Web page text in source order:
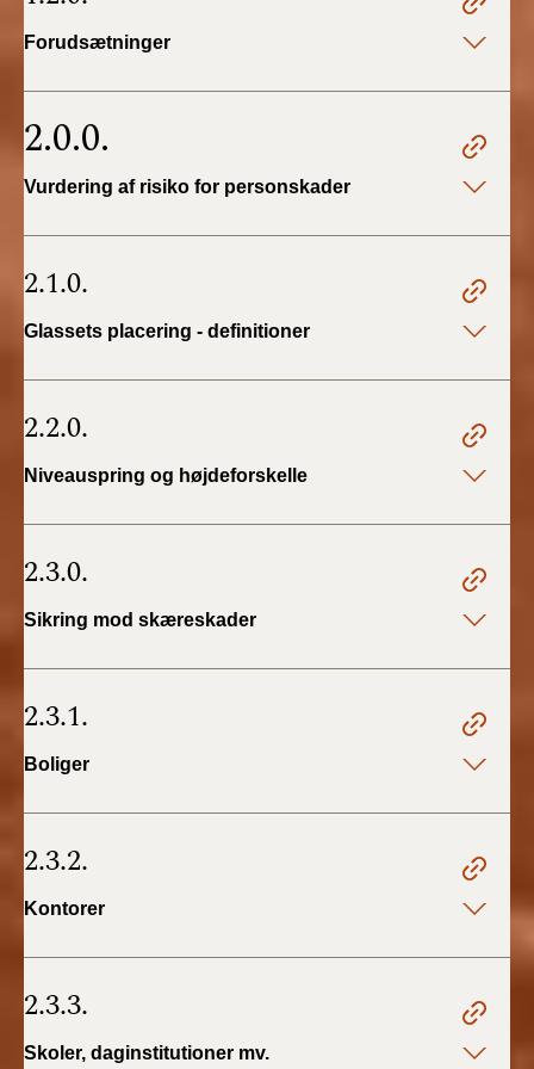
2019)
2018)
BR15 (2015-2018)
Forudsætninger
2.0.0.
Vurdering af risiko for personskader
2.1.0.
Glassets placering - definitioner
2.2.0.
Niveauspring og højdeforskelle
2.3.0.
Sikring mod skæreskader
2.3.1.
Boliger
2.3.2.
Kontorer
2.3.3.
Skoler, daginstitutioner mv.